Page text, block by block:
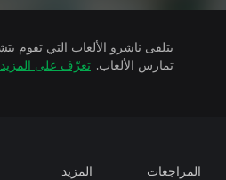
تمارس الألعاب. تعرّف على المزيد
المراجعات المزيد